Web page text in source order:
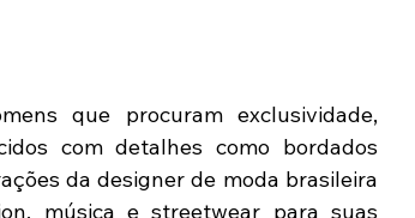
que procuram exclusividade,
com detalhes como bordados
da designer de moda brasileira
música e streetwear para suas